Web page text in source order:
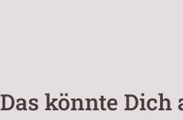
Das könnte